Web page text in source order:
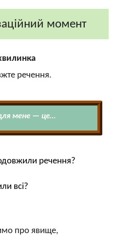
момент
речення.
мене — це…
речення?
всі?
про явище,